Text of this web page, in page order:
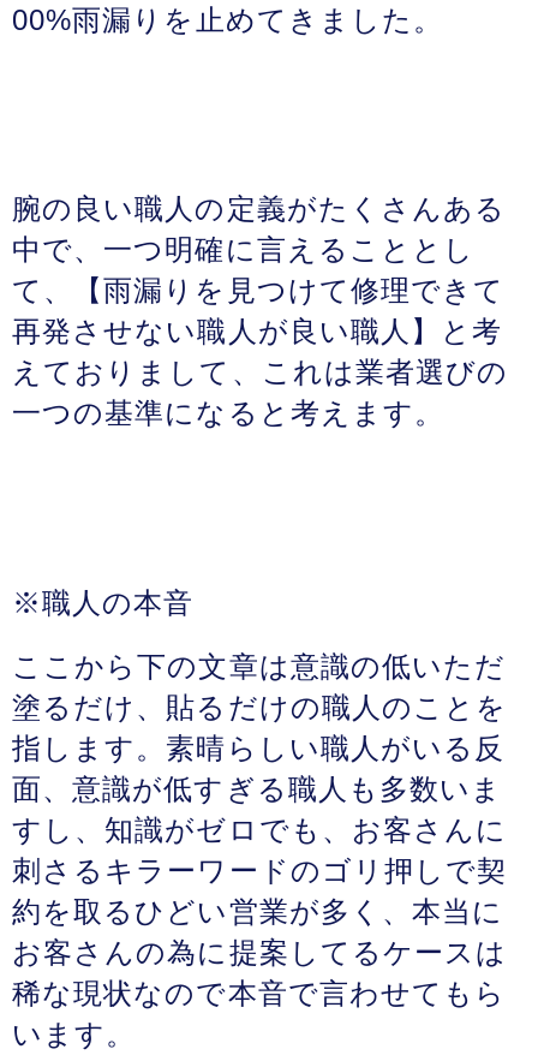
00%雨漏りを止めてきました。
腕の良い職人の定義がたくさんある
中で、一つ明確に言えることとし
て、【雨漏りを見つけて修理できて
再発させない職人が良い職人】と考
えておりまして、これは業者選びの
一つの基準になると考えます。
※職人の本音
ここから下の文章は意識の低いただ
塗るだけ、貼るだけの職人のことを
指します。素晴らしい職人がいる反
面、意識が低すぎる職人も多数いま
すし、知識がゼロでも、お客さんに
刺さるキラーワードのゴリ押しで契
約を取るひどい営業が多く、本当に
お客さんの為に提案してるケースは
稀な現状なので本音で言わせてもら
います。